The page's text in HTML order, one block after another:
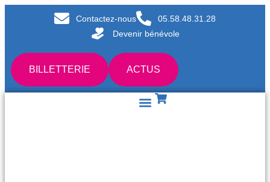
Contactez-nous
05.58.48.31.28
Devenir bénévole
BILLETTERIE ACTUS